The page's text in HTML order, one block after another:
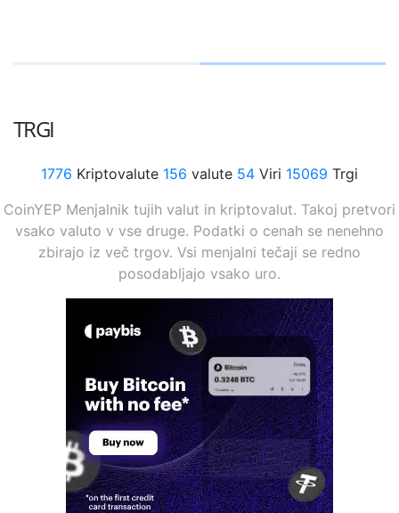
TRGI
1776 Kriptovalute 156 valute 54 Viri 15069 Trgi
CoinYEP Menjalnik tujih valut in kriptovalut. Takoj pretvori
vsako valuto v vse druge. Podatki o cenah se nenehno
zbirajo iz več trgov. Vsi menjalni tečaji se redno
posodabljajo vsako uro.